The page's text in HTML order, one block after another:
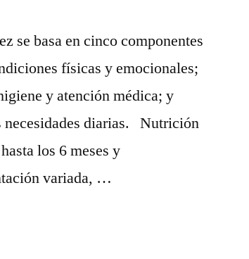
se basa en cinco componentes
físicas y emocionales;
y atención médica; y
necesidades diarias. Nutrición
los 6 meses y
variada, …